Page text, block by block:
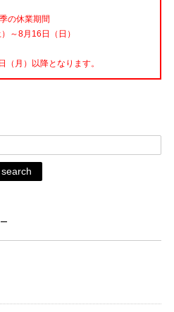
の休業期間
～8月16日（日）
月）以降となります。
search